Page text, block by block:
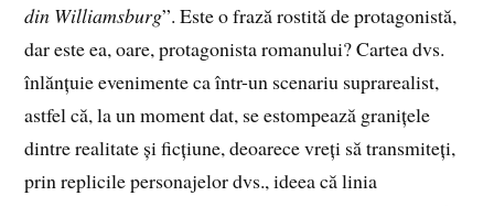
din Williamsburg”. Este o frază rostită de protagonistă,
dar este ea, oare, protagonista romanului? Cartea dvs.
înlănțuie evenimente ca într-un scenariu suprarealist,
astfel că, la un moment dat, se estompează granițele
dintre realitate și ficțiune, deoarece vreți să transmiteți,
prin replicile personajelor dvs., ideea că linia